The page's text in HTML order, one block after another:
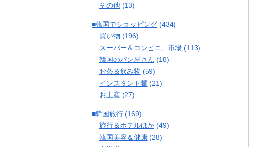
その他(13)
■韓国でショッピング (434)
買い物 (196)
スーパー＆コンビニ、市場(113)
韓国のパン屋さん (18)
お茶＆飲み物 (59)
インスタント麺(21)
お土産(27)
■韓国旅行 (169)
旅行＆ホテルほか(49)
韓国美容＆健康(28)